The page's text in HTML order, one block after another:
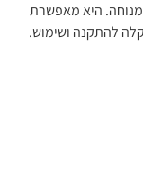
ומנוחה. היא מאפשרת
להתקנה ושימוש.